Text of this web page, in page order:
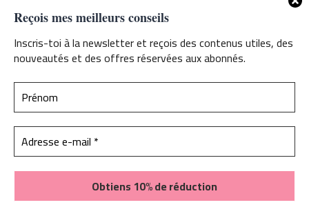
Reçois mes meilleurs conseils
Inscris-toi à la newsletter et reçois des contenus utiles, des
nouveautés et des offres réservées aux abonnés.
Information de contact
Si vous avez des questions, commentaires ou problèmes avec
les téléchargements, sentez vous libre de me contacter par
mail. Je serais ravie de pouvoir vous aider